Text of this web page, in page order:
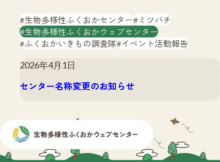
文字サイズ 小 中 大
調査結果
ふくおかいきものマップ
マッチングTOP
掲載申し込みフォーム
お問合せ
生物多様性ふくおかウェブセンターとは
生物多様性ふくおかセンター ミツバチ
生物多様性ふくおかウェブセンター
ふくおかいきもの調査隊 イベント活動報告
2026年4月1日
センター名称変更のお知らせ